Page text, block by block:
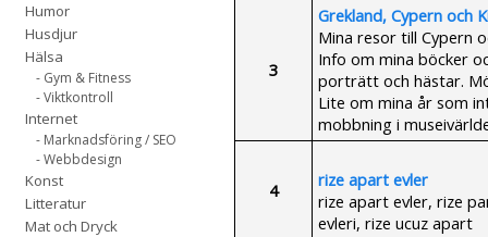
Humor
Husdjur
Hälsa
- Gym & Fitness
- Viktkontroll
Internet
- Marknadsföring / SEO
- Webbdesign
Konst
Litteratur
Mat och Dryck
3
Grekland, Cypern och
Mina resor till Cypern
Info om mina böcker
porträtt och hästar.
Lite om mina år som
mobbning i
4
rize apart evler
rize apart evler, rize
evleri, rize ucuz apart